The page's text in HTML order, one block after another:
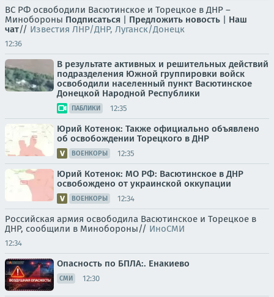
ВС РФ освободили Васютинское и Торецкое в ДНР –
Минобороны Подписаться Предложить новость
Наш
чат// Известия ЛНР/ДНР, Луганск/Донецк
12:36
В результате активных и решительных действий
подразделения Южной группировки войск
освободили населенный пункт Васютинское
Донецкой Народной Республики
ПАБЛИКИ 12:35
Юрий Котенок: Также официально объявлено
об освобождении Торецкого в ДНР
ВОЕНКОРЫ 12:35
Юрий Котенок: МО РФ: Васютинское в ДНР
освобождено от украинской оккупации
ВОЕНКОРЫ 12:34
Российская армия освободила Васютинское и Торецкое в
ДНР, сообщили в Минобороны// ИноСМИ
12:34
Опасность по БПЛА:. Енакиево
СМИ 12:30